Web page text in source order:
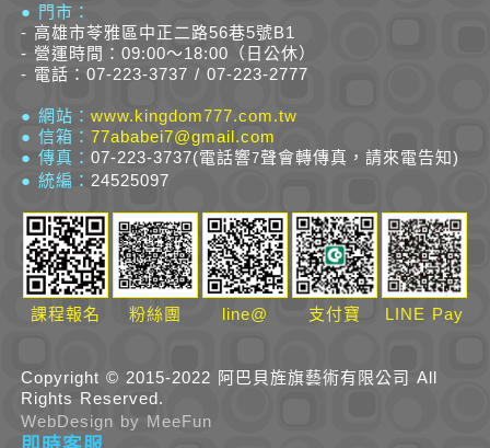
● 門市：
- 高雄市苓雅區中正二路56巷5號B1
- 營運時間：09:00～18:00（日公休）
- 電話：07-223-3737 / 07-223-2777
● 網站： www.kingdom777.com.tw
● 信箱： 77ababei7@gmail.com
● 傳真： 07-223-3737(電話響7聲會轉傳真，請來電告知)
● 統編： 24525097
課程報名 粉絲團 line@ 支付寶 LINE Pay
Copyright © 2015-2022 阿巴貝旌旗藝術有限公司 All
Rights Reserved.
WebDesign by MeeFun